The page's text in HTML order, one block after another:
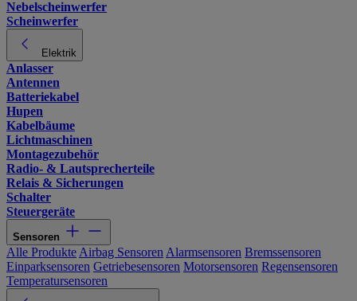
Nebelscheinwerfer
Scheinwerfer
Elektrik
Anlasser
Antennen
Batteriekabel
Hupen
Kabelbäume
Lichtmaschinen
Montagezubehör
Radio- & Lautsprecherteile
Relais & Sicherungen
Schalter
Steuergeräte
Sensoren
Alle Produkte Airbag Sensoren Alarmsensoren Bremssensoren
Einparksensoren Getriebesensoren Motorsensoren Regensensoren
Temperatursensoren